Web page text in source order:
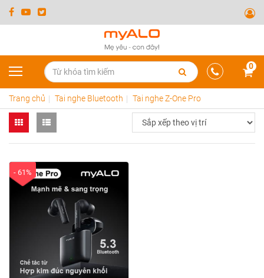
0
Trang chủ Tai nghe Bluetooth Tai nghe Z-One Pro
- 61%